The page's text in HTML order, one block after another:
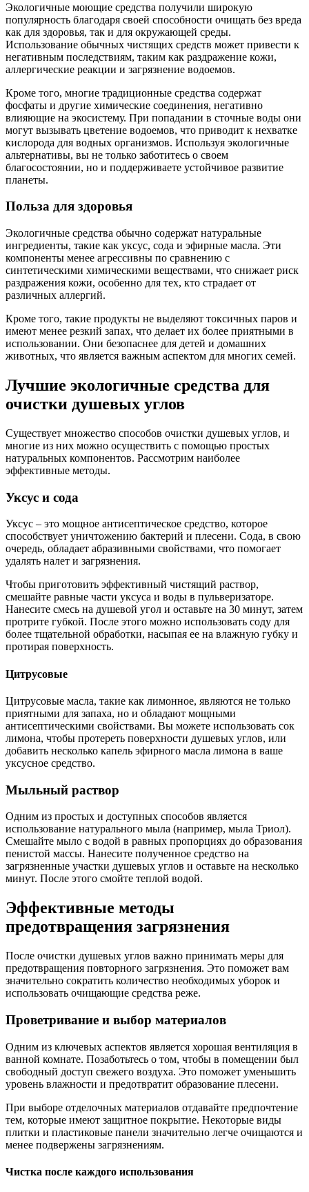
Экологичные моющие средства получили широкую
популярность благодаря своей способности очищать без вреда
как для здоровья, так и для окружающей среды.
Использование обычных чистящих средств может привести к
негативным последствиям, таким как раздражение кожи,
аллергические реакции и загрязнение водоемов.
Кроме того, многие традиционные средства содержат
фосфаты и другие химические соединения, негативно
влияющие на экосистему. При попадании в сточные воды они
могут вызывать цветение водоемов, что приводит к нехватке
кислорода для водных организмов. Используя экологичные
альтернативы, вы не только заботитесь о своем
благосостоянии, но и поддерживаете устойчивое развитие
планеты.
Польза для здоровья
Экологичные средства обычно содержат натуральные
ингредиенты, такие как уксус, сода и эфирные масла. Эти
компоненты менее агрессивны по сравнению с
синтетическими химическими веществами, что снижает риск
раздражения кожи, особенно для тех, кто страдает от
различных аллергий.
Кроме того, такие продукты не выделяют токсичных паров и
имеют менее резкий запах, что делает их более приятными в
использовании. Они безопаснее для детей и домашних
животных, что является важным аспектом для многих семей.
Лучшие экологичные средства для
очистки душевых углов
Существует множество способов очистки душевых углов, и
многие из них можно осуществить с помощью простых
натуральных компонентов. Рассмотрим наиболее
эффективные методы.
Уксус и сода
Уксус – это мощное антисептическое средство, которое
способствует уничтожению бактерий и плесени. Сода, в свою
очередь, обладает абразивными свойствами, что помогает
удалять налет и загрязнения.
Чтобы приготовить эффективный чистящий раствор,
смешайте равные части уксуса и воды в пульверизаторе.
Нанесите смесь на душевой угол и оставьте на 30 минут, затем
протрите губкой. После этого можно использовать соду для
более тщательной обработки, насыпая ее на влажную губку и
протирая поверхность.
Цитрусовые
Цитрусовые масла, такие как лимонное, являются не только
приятными для запаха, но и обладают мощными
антисептическими свойствами. Вы можете использовать сок
лимона, чтобы протереть поверхности душевых углов, или
добавить несколько капель эфирного масла лимона в ваше
уксусное средство.
Мыльный раствор
Одним из простых и доступных способов является
использование натурального мыла (например, мыла Триол).
Смешайте мыло с водой в равных пропорциях до образования
пенистой массы. Нанесите полученное средство на
загрязненные участки душевых углов и оставьте на несколько
минут. После этого смойте теплой водой.
Эффективные методы
предотвращения загрязнения
После очистки душевых углов важно принимать меры для
предотвращения повторного загрязнения. Это поможет вам
значительно сократить количество необходимых уборок и
использовать очищающие средства реже.
Проветривание и выбор материалов
Одним из ключевых аспектов является хорошая вентиляция в
ванной комнате. Позаботьтесь о том, чтобы в помещении был
свободный доступ свежего воздуха. Это поможет уменьшить
уровень влажности и предотвратит образование плесени.
При выборе отделочных материалов отдавайте предпочтение
тем, которые имеют защитное покрытие. Некоторые виды
плитки и пластиковые панели значительно легче очищаются и
менее подвержены загрязнениям.
Чистка после каждого использования